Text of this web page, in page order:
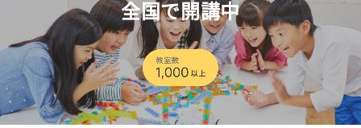
全国で開講中